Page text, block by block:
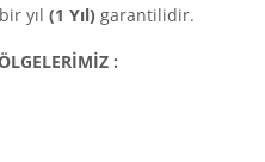
yıl (1 Yıl) garantilidir.
: